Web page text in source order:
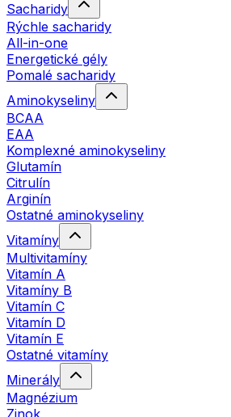
Sacharidy
Rýchle sacharidy
All-in-one
Energetické gély
Pomalé sacharidy
Aminokyseliny
BCAA
EAA
Komplexné aminokyseliny
Glutamín
Citrulín
Arginín
Ostatné aminokyseliny
Vitamíny
Multivitamíny
Vitamín A
Vitamíny B
Vitamín C
Vitamín D
Vitamín E
Ostatné vitamíny
Minerály
Magnézium